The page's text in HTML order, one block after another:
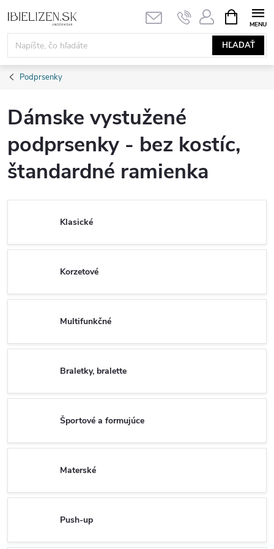
na
obsah
HĽADAŤ
KOŠÍK
Podprsenky
Dámske vystužené
podprsenky - bez kostíc,
štandardné ramienka
Klasické
Korzetové
Multifunkčné
Braletky, bralette
Športové a formujúce
Materské
Push-up